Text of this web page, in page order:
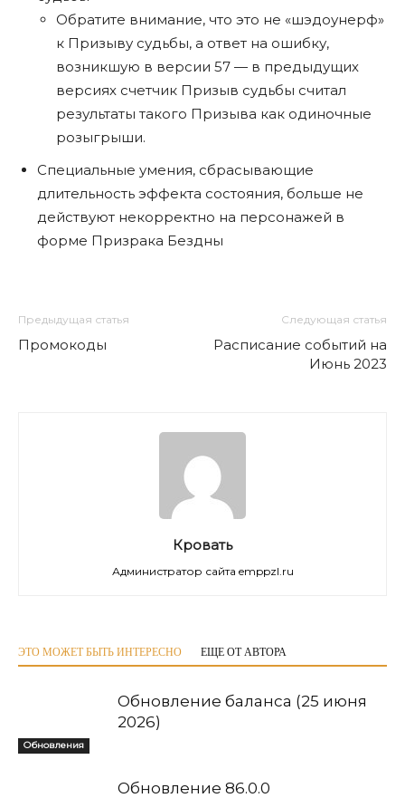
Обратите внимание, что это не «шэдоунерф»
к Призыву судьбы, а ответ на ошибку,
возникшую в версии 57 — в предыдущих
версиях счетчик Призыв судьбы считал
результаты такого Призыва как одиночные
розыгрыши.
Специальные умения, сбрасывающие
длительность эффекта состояния, больше не
действуют некорректно на персонажей в
форме Призрака Бездны
Предыдущая статья
Промокоды
Следующая статья
Расписание событий на
Июнь 2023
Кровать
Администратор сайта emppzl.ru
ЭТО МОЖЕТ БЫТЬ ИНТЕРЕСНО ЕЩЕ ОТ АВТОРА
Обновления
Обновление баланса (25 июня
2026)
Обновление 86.0.0